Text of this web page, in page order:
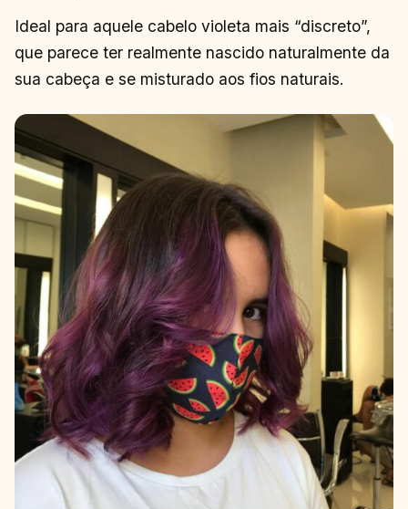
Ideal para aquele cabelo violeta mais “discreto”,
que parece ter realmente nascido naturalmente da
sua cabeça e se misturado aos fios naturais.